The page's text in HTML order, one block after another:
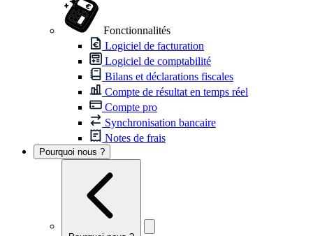
Fonctionnalités
Logiciel de facturation
Logiciel de comptabilité
Bilans et déclarations fiscales
Compte de résultat en temps réel
Compte pro
Synchronisation bancaire
Notes de frais
Pourquoi nous ?